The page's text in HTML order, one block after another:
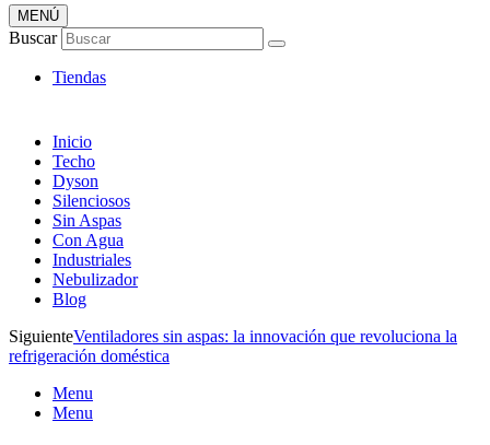
Tienda Online de Ventiladores
Super Catálogo de Ofertas
MENÚ
Buscar
Tiendas
Inicio
Techo
Dyson
Silenciosos
Sin Aspas
Con Agua
Industriales
Nebulizador
Blog
SiguienteVentiladores sin aspas: la innovación que revoluciona la
refrigeración doméstica
Menu
Menu